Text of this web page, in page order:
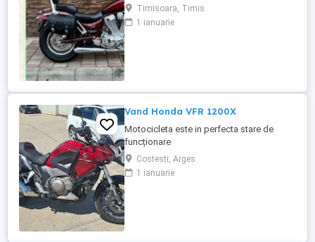
inmatriculat RO IN FEBRUARIE Nu raspund
la mesaje.Schimb cu ATV plus sau minus
diferenta
Timisoara, Timis
1 ianuarie
Vand Honda VFR 1200X
Motocicleta este in perfecta stare de
funcționare
Costesti, Arges
1 ianuarie